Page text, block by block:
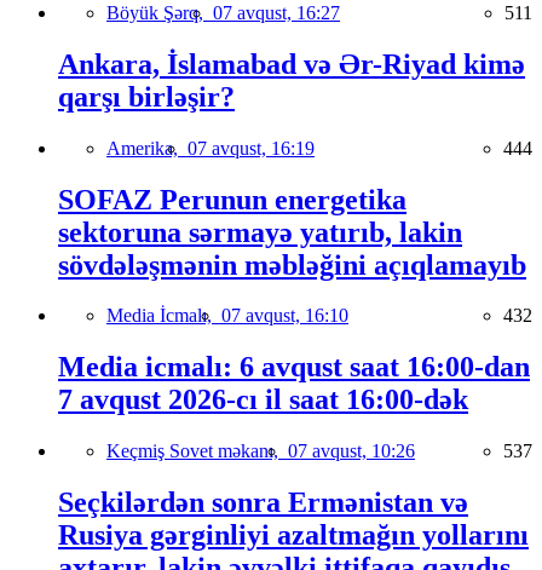
Böyük Şərq, 07 avqust, 16:27 511
Ankara, İslamabad və Ər-Riyad kimə
qarşı birləşir?
Amerika, 07 avqust, 16:19 444
SOFAZ Perunun energetika
sektoruna sərmayə yatırıb, lakin
sövdələşmənin məbləğini açıqlamayıb
Media İcmalı, 07 avqust, 16:10 432
Media icmalı: 6 avqust saat 16:00-dan
7 avqust 2026-cı il saat 16:00-dək
Keçmiş Sovet məkanı, 07 avqust, 10:26 537
Seçkilərdən sonra Ermənistan və
Rusiya gərginliyi azaltmağın yollarını